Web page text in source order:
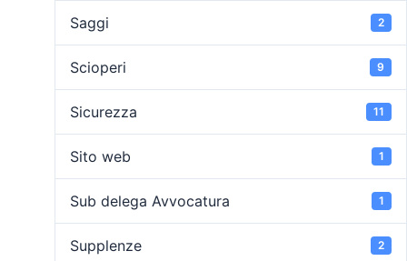
Saggi 2
Scioperi 9
Sicurezza 11
Sito web 1
Sub delega Avvocatura 1
Supplenze 2